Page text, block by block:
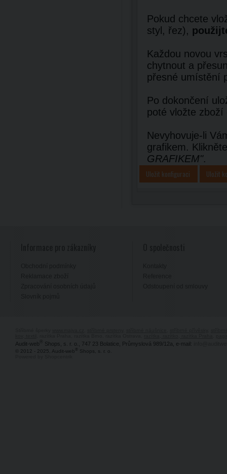
Pokud chcete
styl, řez),
Každou novou
chytnout a
přesné umístění
Po dokončení
poté vložte zboží
Nevyhovuje-li
grafikem.
GRAFIKEM".
Uložit konfiguraci Uložit
Audit-web Shops, s. r. o., 747 23 Bolatice, Průmyslová 989/12a, e-mail:
© 2012 - 2025, Audit-web
Shops, s. r. o.